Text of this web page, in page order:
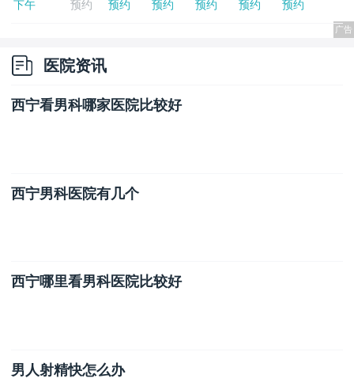
下午 预约 预约 预约 预约 预约 预约
医院资讯
西宁看男科哪家医院比较好
西宁男科医院有几个
西宁哪里看男科医院比较好
男人射精快怎么办